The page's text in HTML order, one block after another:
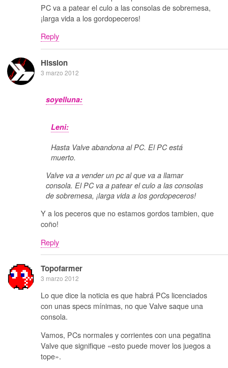
PC va a patear el culo a las consolas de sobremesa,
¡larga vida a los gordopeceros!
Reply
Hission
3 marzo 2012
soyelluna:
Leni:
Hasta Valve abandona al PC. El PC está
muerto.
Valve va a vender un pc al que va a llamar
consola. El PC va a patear el culo a las consolas
de sobremesa, ¡larga vida a los gordopeceros!
Y a los peceros que no estamos gordos tambien, que
coño!
Reply
Topofarmer
3 marzo 2012
Lo que dice la noticia es que habrá PCs licenciados
con unas specs mínimas, no que Valve saque una
consola.
Vamos, PCs normales y corrientes con una pegatina
Valve que signifique «esto puede mover los juegos a
tope».